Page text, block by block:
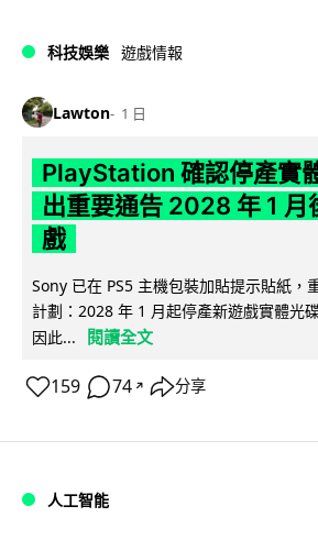
科技娛樂 遊戲情報
Lawton 1 日
PlayStation 確認停產實
出重要通告 2028 年 1 月
戲
Sony 已在 PS5 主機包裝加貼提示貼紙，
計劃：2028 年 1 月起停產新遊戲實體光
因此...
閱讀全文
159 74 ↗ 分享
人工智能